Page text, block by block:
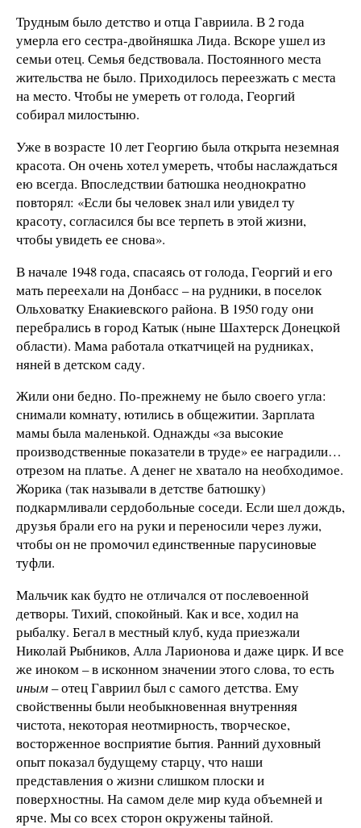
Трудным было детство и отца Гавриила. В 2 года
умерла его сестра-двойняшка Лида. Вскоре ушел из
семьи отец. Семья бедствовала. Постоянного места
жительства не было. Приходилось переезжать с места
на место. Чтобы не умереть от голода, Георгий
собирал милостыню.
Уже в возрасте 10 лет Георгию была открыта неземная
красота. Он очень хотел умереть, чтобы наслаждаться
ею всегда. Впоследствии батюшка неоднократно
повторял: «Если бы человек знал или увидел ту
красоту, согласился бы все терпеть в этой жизни,
чтобы увидеть ее снова».
В начале 1948 года, спасаясь от голода, Георгий и его
мать переехали на Донбасс – на рудники, в поселок
Ольховатку Енакиевского района. В 1950 году они
перебрались в город Катык (ныне Шахтерск Донецкой
области). Мама работала откатчицей на рудниках,
няней в детском саду.
Жили они бедно. По-прежнему не было своего угла:
снимали комнату, ютились в общежитии. Зарплата
мамы была маленькой. Однажды «за высокие
производственные показатели в труде» ее наградили…
отрезом на платье. А денег не хватало на необходимое.
Жорика (так называли в детстве батюшку)
подкармливали сердобольные соседи. Если шел дождь,
друзья брали его на руки и переносили через лужи,
чтобы он не промочил единственные парусиновые
туфли.
Мальчик как будто не отличался от послевоенной
детворы. Тихий, спокойный. Как и все, ходил на
рыбалку. Бегал в местный клуб, куда приезжали
Николай Рыбников, Алла Ларионова и даже цирк. И все
же иноком – в исконном значении этого слова, то есть
иным– отец Гавриил был с самого детства. Ему
свойственны были необыкновенная внутренняя
чистота, некоторая неотмирность, творческое,
восторженное восприятие бытия. Ранний духовный
опыт показал будущему старцу, что наши
представления о жизни слишком плоски и
поверхностны. На самом деле мир куда объемней и
ярче. Мы со всех сторон окружены тайной.